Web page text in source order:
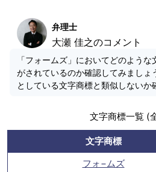
弁理士
大瀬 佳之のコメント
「フォームズ」においてどのよう
がされているのか確認してみましょ
としている文字商標と類似しないか
文字商標一覧 (
文字商標
フォ−ムズ